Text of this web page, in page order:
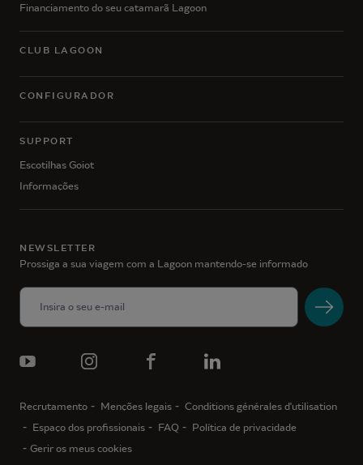
Financiamento do seu catamarã Lagoon
CLUB LAGOON
CONFIGURADOR
SUPPORT
Escotilhas Goiot
Informações
NEWSLETTER
Prossiga a sua viagem com a Lagoon mantendo-se informado
Recrutamento Menções legais
Conditions générales d'utilisation
Espaço dos profissionais
FAQ
Política de privacidade
Gerir os meus cookies